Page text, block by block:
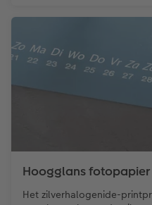
Hoogglans fotopapier
Het zilverhalogenide-